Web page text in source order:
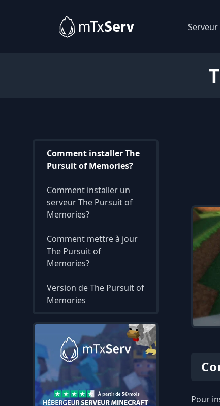
Serveur
Comment installer The
Pursuit of Memories?
Comment installer un
serveur The Pursuit of
Memories?
Comment mettre à jour
The Pursuit of
Memories?
Version de The Pursuit of
Memories
Pour